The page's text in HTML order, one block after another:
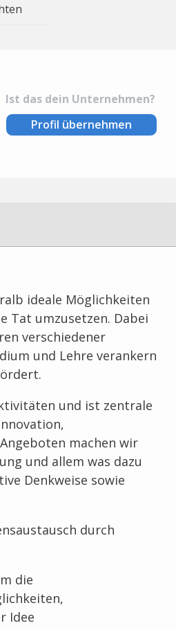
Ist das dein Unternehmen?
Profil übernehmen
ideale Möglichkeiten
Tat umzusetzen. Dabei
verschiedener
und Lehre verankern
und ist zentrale
machen wir
und allem was dazu
Denkweise sowie
durch
die
Idee